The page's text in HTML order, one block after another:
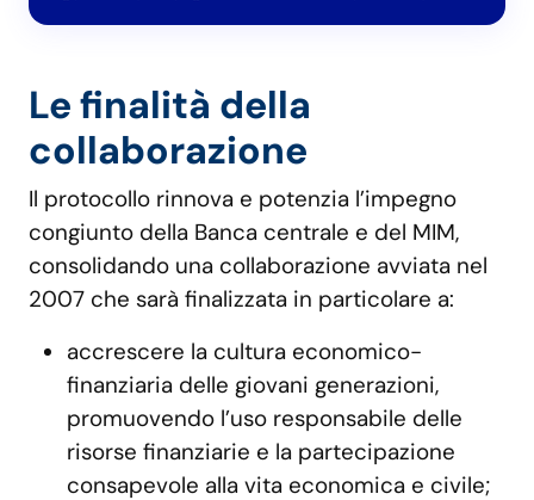
Le finalità della
collaborazione
Il protocollo rinnova e potenzia l’impegno
congiunto della Banca centrale e del MIM,
consolidando una collaborazione avviata nel
2007 che sarà finalizzata in particolare a:
accrescere la cultura economico-
finanziaria delle giovani generazioni,
promuovendo l’uso responsabile delle
risorse finanziarie e la partecipazione
consapevole alla vita economica e civile;